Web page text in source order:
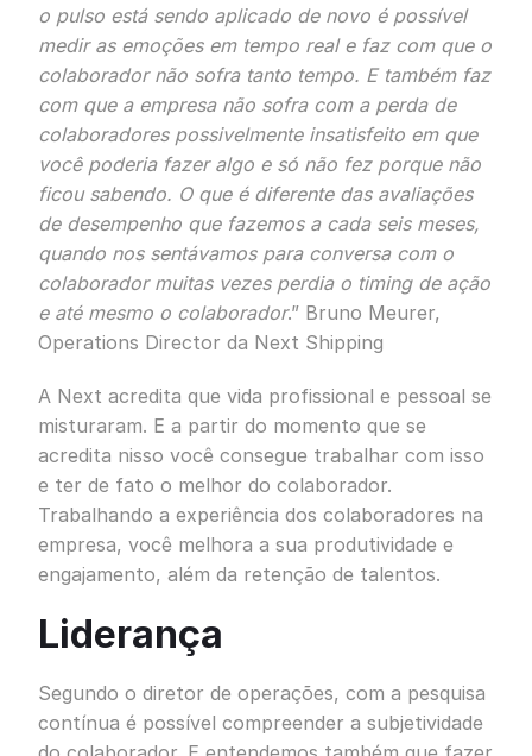
o pulso está sendo aplicado de novo é possível
medir as emoções em tempo real e faz com que o
colaborador não sofra tanto tempo. E também faz
com que a empresa não sofra com a perda de
colaboradores possivelmente insatisfeito em que
você poderia fazer algo e só não fez porque não
ficou sabendo. O que é diferente das avaliações
de desempenho que fazemos a cada seis meses,
quando nos sentávamos para conversa com o
colaborador muitas vezes perdia o timing de ação
e até mesmo o colaborador.” Bruno Meurer,
Operations Director da Next Shipping
A Next acredita que vida profissional e pessoal se
misturaram. E a partir do momento que se
acredita nisso você consegue trabalhar com isso
e ter de fato o melhor do colaborador.
Trabalhando a experiência dos colaboradores na
empresa, você melhora a sua produtividade e
engajamento, além da retenção de talentos.
Liderança
Segundo o diretor de operações, com a pesquisa
contínua é possível compreender a subjetividade